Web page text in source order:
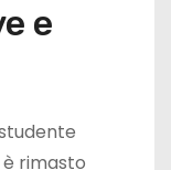
e
rimasto